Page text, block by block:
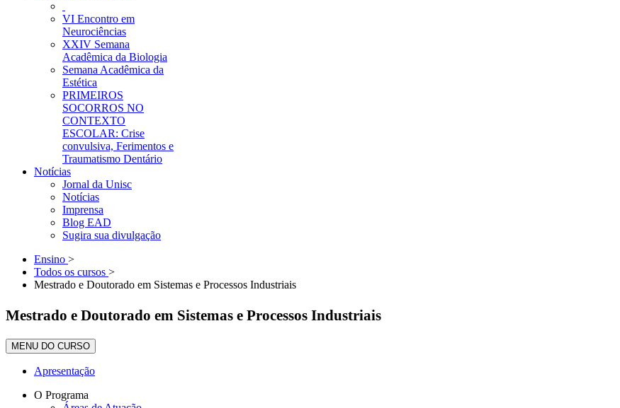
VI Encontro em
Neurociências
XXIV Semana
Acadêmica da Biologia
Semana Acadêmica da
Estética
PRIMEIROS
SOCORROS NO
CONTEXTO
ESCOLAR: Crise
convulsiva, Ferimentos e
Traumatismo Dentário
Notícias
Jornal da Unisc
Notícias
Imprensa
Blog EAD
Sugira sua divulgação
Ensino >
Todos os cursos >
Mestrado e Doutorado em Sistemas e Processos Industriais
Mestrado e Doutorado em Sistemas e Processos Industriais
MENU DO CURSO
Apresentação
O Programa